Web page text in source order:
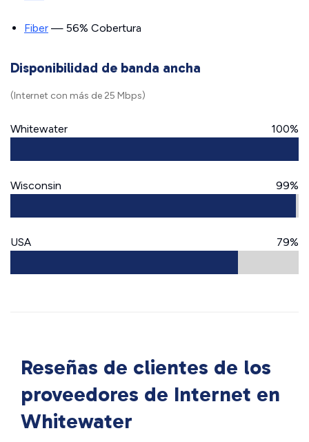
Fiber — 56% Cobertura
Disponibilidad de banda ancha
(Internet con más de 25 Mbps)
Whitewater 100%
Wisconsin 99%
USA 79%
Reseñas de clientes de los
proveedores de Internet en
Whitewater